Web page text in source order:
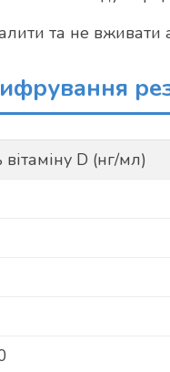
та не вживати
вітаміну D (нг/мл)